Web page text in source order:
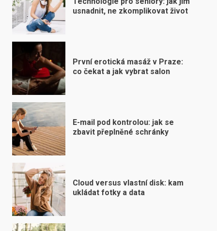
usnadnit, ne zkomplikovat život
První erotická masáž v Praze:
co čekat a jak vybrat salon
E-mail pod kontrolou: jak se
zbavit přeplněné schránky
Cloud versus vlastní disk: kam
ukládat fotky a data